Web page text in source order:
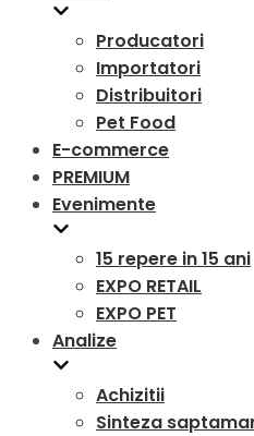
Producatori
Importatori
Distribuitori
Pet Food
E-commerce
PREMIUM
Evenimente
15 repere in 15 ani
EXPO RETAIL
EXPO PET
Analize
Achizitii
Sinteza